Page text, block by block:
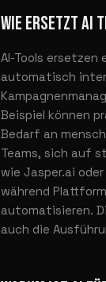
WIE ERSETZT AI
AI-Tools
automatisch
Beispiel können
Bedarf an
Teams, sich auf
wie Jasper.ai
während
automatisieren.
auch die